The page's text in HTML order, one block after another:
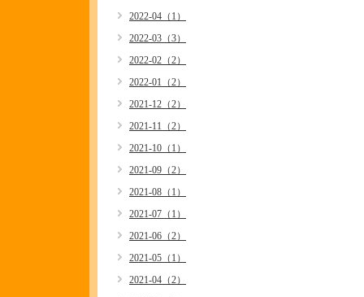
2022-04（1）
2022-03（3）
2022-02（2）
2022-01（2）
2021-12（2）
2021-11（2）
2021-10（1）
2021-09（2）
2021-08（1）
2021-07（1）
2021-06（2）
2021-05（1）
2021-04（2）